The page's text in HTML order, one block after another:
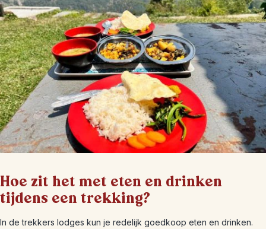
Hoe zit het met eten en drinken
tijdens een trekking?
In de trekkers lodges kun je redelijk goedkoop eten en drinken.